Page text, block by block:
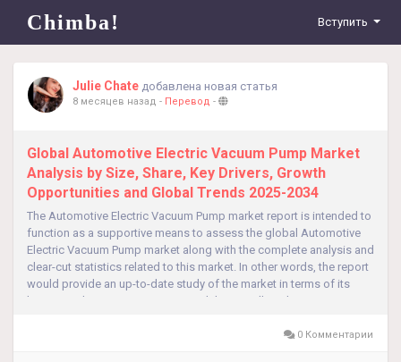
Chimba! Вступить
Julie Chate добавлена новая статья
8 месяцев назад - Перевод -
Global Automotive Electric Vacuum Pump Market
Analysis by Size, Share, Key Drivers, Growth
Opportunities and Global Trends 2025-2034
The Automotive Electric Vacuum Pump market report is intended to
function as a supportive means to assess the global Automotive
Electric Vacuum Pump market along with the complete analysis and
clear-cut statistics related to this market. In other words, the report
would provide an up-to-date study of the market in terms of its
latest trends, present scenario, and the overall market situation....
0 Комментарии